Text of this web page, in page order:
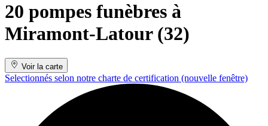
20 pompes funèbres à
Miramont-Latour (32)
Voir la carte
Selectionnés selon notre charte de certification (nouvelle fenêtre)